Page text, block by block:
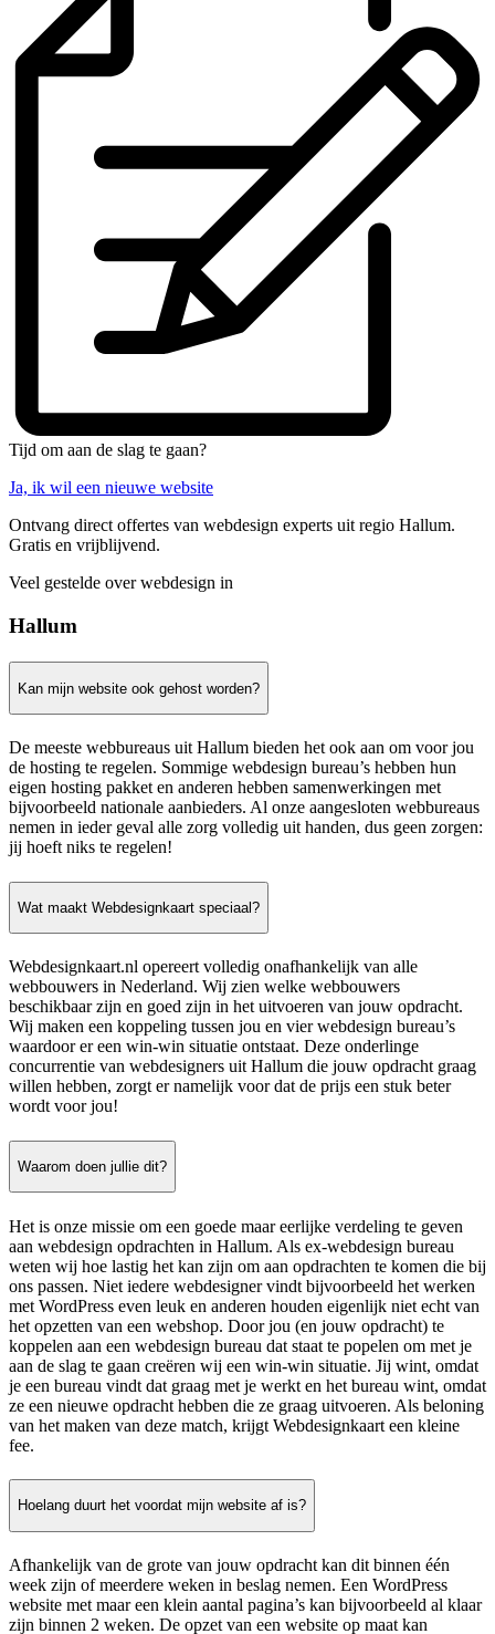
Tijd om aan de slag te gaan?
Ja, ik wil een nieuwe website
Ontvang direct offertes van webdesign experts uit regio Hallum.
Gratis en vrijblijvend.
Veel gestelde over webdesign in
Hallum
Kan mijn website ook gehost worden?
De meeste webbureaus uit Hallum bieden het ook aan om voor jou
de hosting te regelen. Sommige webdesign bureau’s hebben hun
eigen hosting pakket en anderen hebben samenwerkingen met
bijvoorbeeld nationale aanbieders. Al onze aangesloten webbureaus
nemen in ieder geval alle zorg volledig uit handen, dus geen zorgen:
jij hoeft niks te regelen!
Wat maakt Webdesignkaart speciaal?
Webdesignkaart.nl opereert volledig onafhankelijk van alle
webbouwers in Nederland. Wij zien welke webbouwers
beschikbaar zijn en goed zijn in het uitvoeren van jouw opdracht.
Wij maken een koppeling tussen jou en vier webdesign bureau’s
waardoor er een win-win situatie ontstaat. Deze onderlinge
concurrentie van webdesigners uit Hallum die jouw opdracht graag
willen hebben, zorgt er namelijk voor dat de prijs een stuk beter
wordt voor jou!
Waarom doen jullie dit?
Het is onze missie om een goede maar eerlijke verdeling te geven
aan webdesign opdrachten in Hallum. Als ex-webdesign bureau
weten wij hoe lastig het kan zijn om aan opdrachten te komen die bij
ons passen. Niet iedere webdesigner vindt bijvoorbeeld het werken
met WordPress even leuk en anderen houden eigenlijk niet echt van
het opzetten van een webshop. Door jou (en jouw opdracht) te
koppelen aan een webdesign bureau dat staat te popelen om met je
aan de slag te gaan creëren wij een win-win situatie. Jij wint, omdat
je een bureau vindt dat graag met je werkt en het bureau wint, omdat
ze een nieuwe opdracht hebben die ze graag uitvoeren. Als beloning
van het maken van deze match, krijgt Webdesignkaart een kleine
fee.
Hoelang duurt het voordat mijn website af is?
Afhankelijk van de grote van jouw opdracht kan dit binnen één
week zijn of meerdere weken in beslag nemen. Een WordPress
website met maar een klein aantal pagina’s kan bijvoorbeeld al klaar
zijn binnen 2 weken. De opzet van een website op maat kan